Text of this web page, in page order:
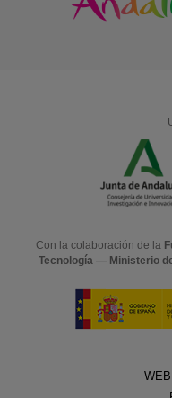
Con la colaboración de la
Tecnología — Ministerio